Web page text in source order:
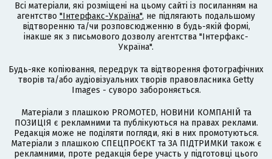
Всі матеріали, які розміщені на цьому сайті із посиланням на
агентство "Інтерфакс-Україна", не підлягають подальшому
відтворенню та/чи розповсюдженню в будь-якій формі,
інакше як з письмового дозволу агентства "Інтерфакс-
Україна".
Будь-яке копіювання, передрук та відтворення фотографічних
творів та/або аудіовізуальних творів правовласника Getty
Images - суворо забороняється.
Матеріали з плашкою PROMOTED, НОВИНИ КОМПАНІЙ та
ПОЗИЦІЯ є рекламними та публікуються на правах реклами.
Редакція може не поділяти погляди, які в них промотуються.
Матеріали з плашкою СПЕЦПРОЄКТ та ЗА ПІДТРИМКИ також є
рекламними, проте редакція бере участь у підготовці цього